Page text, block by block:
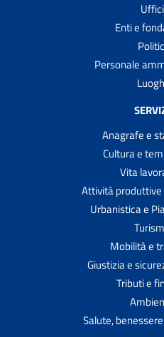
Uffici
Enti e
Personale
Anagrafe e
Cultura e
Vita
Attività
Urbanistica e
Mobilità e
Giustizia e
Tributi e
Salute,